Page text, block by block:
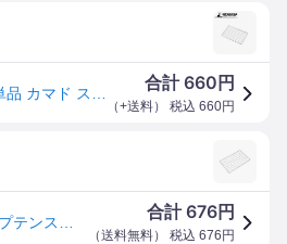
合計660 円
（+送料） 税込 660円
合計676円
（送料無料） 税込 676 円